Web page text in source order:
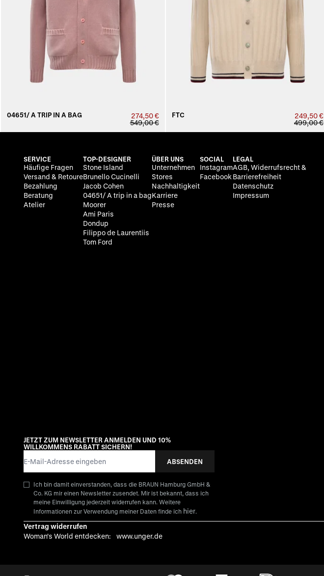
04651/ A TRIP IN A BAG
274,50 €
549,00 €
FTC
249,50 €
499,00 €
SERVICE
Häufige Fragen
Versand & Retoure
Bezahlung
Beratung
Atelier
TOP-DESIGNER
Stone Island
Brunello Cucinelli
Jacob Cohen
04651/ A trip in a bag
Moorer
Ami Paris
Dondup
Filippo de Laurentiis
Tom Ford
ÜBER UNS
Unternehmen
Stores
Nachhaltigkeit
Karriere
Presse
SOCIAL
Instagram
Facebook
LEGAL
AGB, Widerrufsrecht &
Barrierefreiheit
Datenschutz
Impressum
JETZT ZUM NEWSLETTER ANMELDEN UND 10%
WILLKOMMENS RABATT SICHERN!
ABSENDEN
Ich bin damit einverstanden, dass die BRAUN Hamburg GmbH &
Co. KG mir einen Newsletter zusendet. Mir ist bekannt, dass ich
meine Einwilligung jederzeit widerrufen kann. Weitere
Informationen zur Verwendung meiner Daten finde ich hier.
Vertrag widerrufen
Woman's World entdecken:
www.unger.de